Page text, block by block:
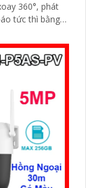
tức thì bằng